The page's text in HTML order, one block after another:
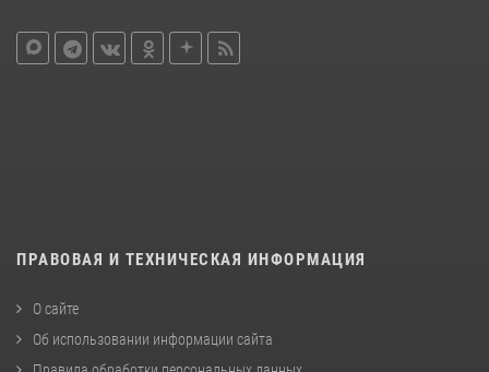
ПРАВОВАЯ И ТЕХНИЧЕСКАЯ ИНФОРМАЦИЯ
О сайте
Об использовании информации сайта